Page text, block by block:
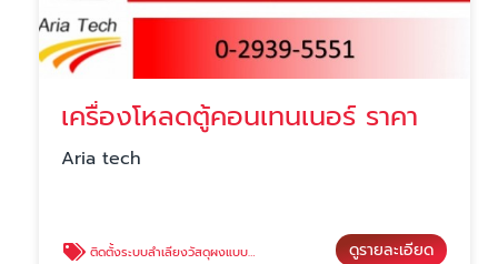
เครื่องโหลดตู้คอนเทนเนอร์ ราคา
Aria tech
ติดตั้งระบบลำเลียงวัสดุผงแบบตู้คอนเทนเนอร์ ดูรายละเอียด